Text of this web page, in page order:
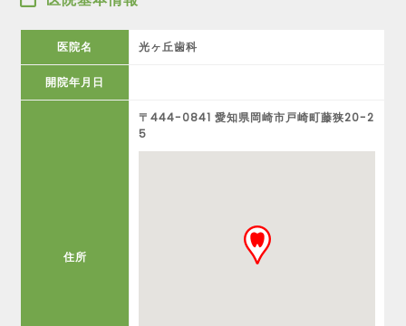
医院名 光ヶ丘歯科
開院年月日
住所
〒444-0841 愛知県岡崎市戸崎町藤狭20-2
5